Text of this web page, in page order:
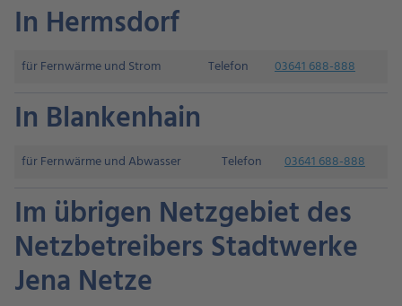
In Hermsdorf
für Fernwärme und Strom Telefon 03641 688-888
In Blankenhain
für Fernwärme und Abwasser Telefon 03641 688-888
Im übrigen Netzgebiet des
Netzbetreibers Stadtwerke
Jena Netze